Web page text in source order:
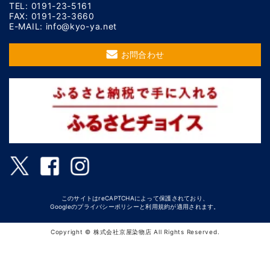
TEL: 0191-23-5161
FAX: 0191-23-3660
E-MAIL: info@kyo-ya.net
お問合わせ
このサイトはreCAPTCHAによって保護されており、
Googleのプライバシーポリシー と利用規約が適用されます。
Copyright © 株式会社京屋染物店 All Rights Reserved.